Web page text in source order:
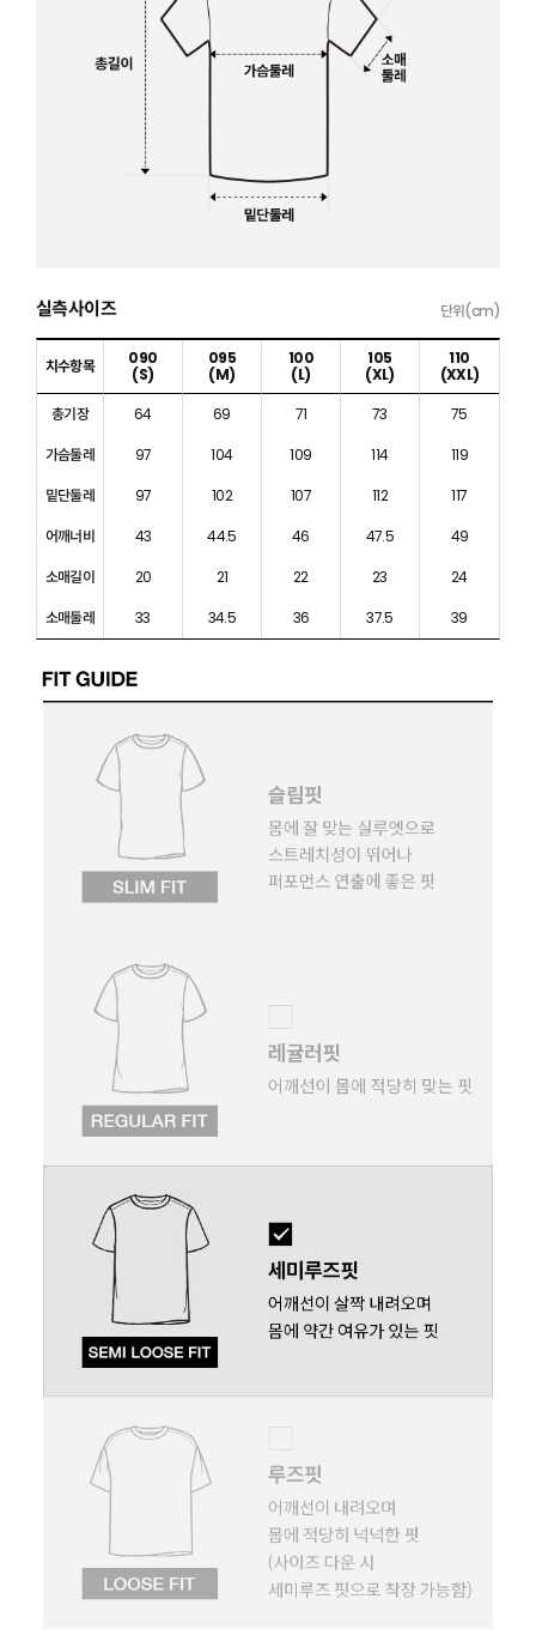
실측사이즈 단위(cm)
치수항목
090
(S)
095
(M)
100
(L)
105
(XL)
110
(XXL)
총기장
64 69 71 73
75
가슴둘레
97 104 109 114
119
밑단둘레
97 102 107 112
117
어깨너비
43 44.5 46 47.5
49
소매길이
20 21 22 23
24
소매둘레
33 34.5 36 37.5 39